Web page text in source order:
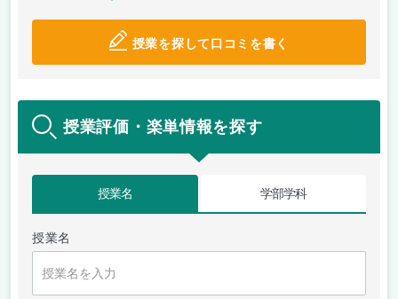
授業を探して口コミを書く
授業評価・楽単情報を探す
授業名 学部学科
授業名